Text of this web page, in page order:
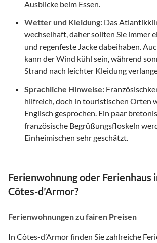
Ausblicke beim Essen.
Wetter und Kleidung: Das
wechselhaft, daher sollten Sie immer
und regenfeste Jacke dabeihaben.
kann der Wind kühl sein, während
Strand nach leichter Kleidung
Sprachliche Hinweise:
hilfreich, doch in touristischen Orten
Englisch gesprochen. Ein paar
französische Begrüßungsfloskeln
Einheimischen sehr geschätzt.
Ferienwohnung oder Ferienhaus
Côtes-d’Armor?
Ferienwohnungen zu fairen Preisen
In Côtes-d’Armor finden Sie zahlreiche